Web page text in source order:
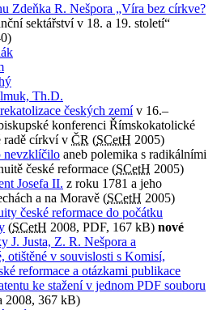
Zdeňka R. Nešpora „Víra bez církve?
sektářství v 18. a 19. století“
Th.D.
českých zemív 16.–
konferenci Římskokatolické
radě církví v ČR (SCetH 2005)
nevzklíčilo aneb polemika s radikálními
české reformace (SCetH 2005)
Josefa II. z roku 1781 a jeho
a na Moravě (SCetH 2005)
české reformace do počátku
(SCetH 2008, PDF, 167 kB) nové
J. Justa, Z. R. Nešpora a
otištěné v souvislosti s Komisí,
reformace a otázkami publikace
ke stažení v jednom PDF souboru
2008, 367 kB)